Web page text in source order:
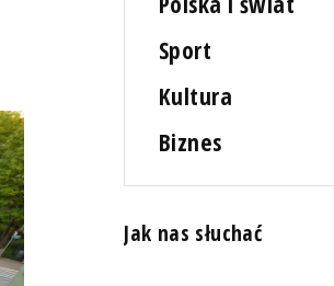
Sport
Kultura
Biznes
Jak nas słuchać